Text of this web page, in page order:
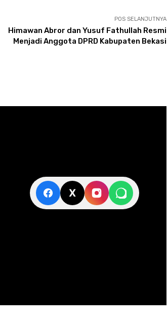
POS SELANJUTNYA
Himawan Abror dan Yusuf Fathullah Resmi
Menjadi Anggota DPRD Kabupaten Bekasi
X